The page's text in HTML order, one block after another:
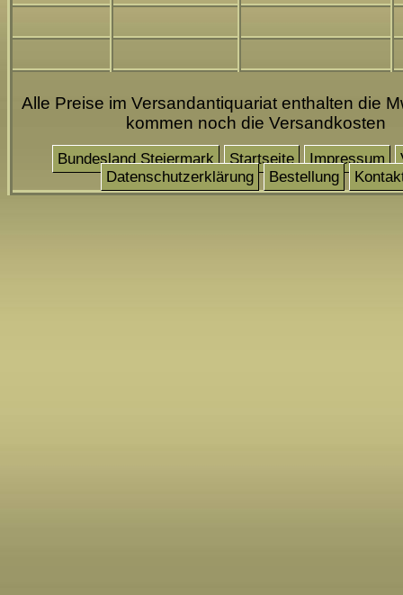
Alle Preise im Versandantiquariat enthalten die
kommen noch die Versandkosten
Bundesland Steiermark Startseite Impressum
Datenschutzerklärung
Bestellung